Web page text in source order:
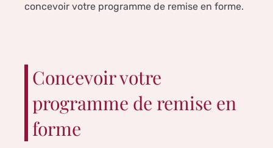
concevoir votre programme de remise en forme.
Concevoir votre
programme de remise en
forme